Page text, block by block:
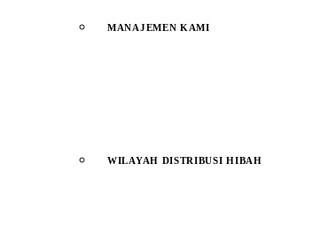
MANAJEMEN KAMI
WILAYAH DISTRIBUSI HIBAH